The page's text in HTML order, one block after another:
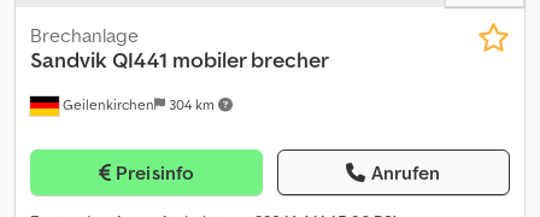
Geilenkirchen 304 km
Brechanlage
Sandvik QI441 mobiler brecher
Preisinfo Anrufen